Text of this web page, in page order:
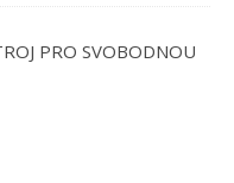
PRO SVOBODNOU